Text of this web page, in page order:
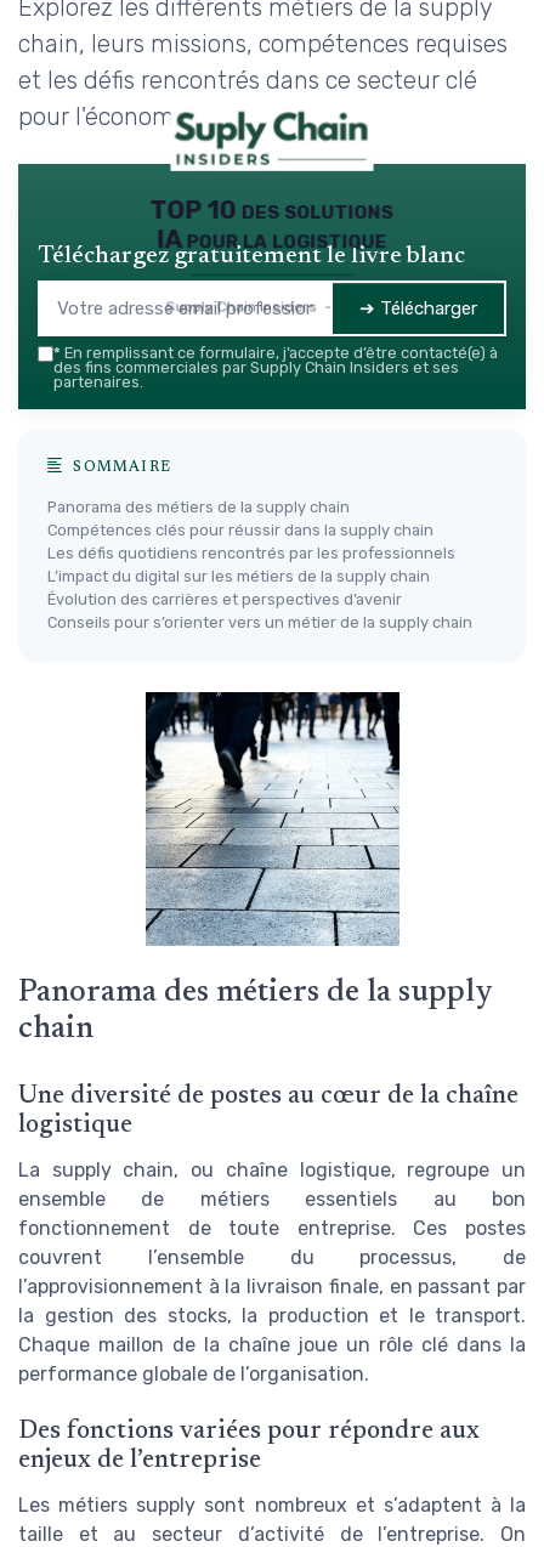
Explorez les différents métiers de la supply
chain, leurs missions, compétences requises
et les défis rencontrés dans ce secteur clé
pour l'économie.
TOP 10 des solutions
IA pour la logistique
Supply Chain Insiders — 2026
Téléchargez gratuitement le livre blanc
➔ Télécharger
* En remplissant ce formulaire, j’accepte d’être contacté(e) à
des fins commerciales par Supply Chain Insiders et ses
partenaires.
SOMMAIRE
Panorama des métiers de la supply chain
Compétences clés pour réussir dans la supply chain
Les défis quotidiens rencontrés par les professionnels
L’impact du digital sur les métiers de la supply chain
Évolution des carrières et perspectives d’avenir
Conseils pour s’orienter vers un métier de la supply chain
Panorama des métiers de la supply
chain
Une diversité de postes au cœur de la chaîne
logistique
La supply chain, ou chaîne logistique, regroupe un
ensemble de métiers essentiels au bon
fonctionnement de toute entreprise. Ces postes
couvrent l’ensemble du processus, de
l’approvisionnement à la livraison finale, en passant par
la gestion des stocks, la production et le transport.
Chaque maillon de la chaîne joue un rôle clé dans la
performance globale de l’organisation.
Des fonctions variées pour répondre aux
enjeux de l’entreprise
Les métiers supply sont nombreux et s’adaptent à la
taille et au secteur d’activité de l’entreprise. On